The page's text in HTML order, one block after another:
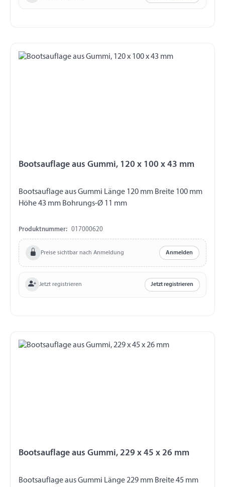
Bootsauflage aus Gummi, 120 x 100 x 43 mm
Bootsauflage aus Gummi Länge 120 mm Breite 100 mm
Höhe 43 mm Bohrungs-Ø 11 mm
Produktnummer: 017000620
Preise sichtbar nach Anmeldung Anmelden
Jetzt registrieren Jetzt registrieren
Bootsauflage aus Gummi, 229 x 45 x 26 mm
Bootsauflage aus Gummi Länge 229 mm Breite 45 mm